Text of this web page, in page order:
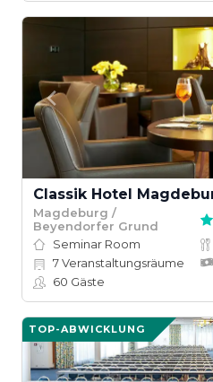
Classik Hotel
Magdeburg /
Beyendorfer Grund
Seminar Room
7Veranstaltungsräume
60 Gäste
TOP-ABWICKLUNG